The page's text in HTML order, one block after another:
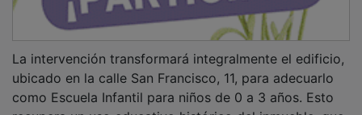
ubicado en la calle San Francisco, 11, para adecuarlo
como Escuela Infantil para niños de 0 a 3 años. Esto
recupera un uso educativo histórico del inmueble, que